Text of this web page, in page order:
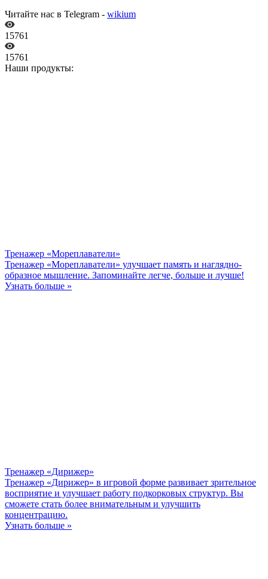
Читайте нас в Telegram - wikium
15761
15761
Наши продукты:
Тренажер «Мореплаватели»
Тренажер «Мореплаватели» улучшает память и наглядно-
образное мышление. Запоминайте легче, больше и лучше!
Узнать больше »
Тренажер «Дирижер»
Тренажер «Дирижер» в игровой форме развивает зрительное
восприятие и улучшает работу подкорковых структур. Вы
сможете стать более внимательным и улучшить
концентрацию.
Узнать больше »